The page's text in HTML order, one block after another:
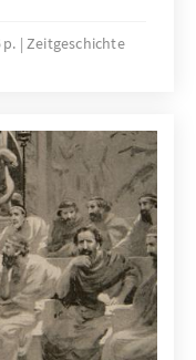
diese
für Auftrag,
haben.
wie
und
sichern
р. Zeitgeschichte